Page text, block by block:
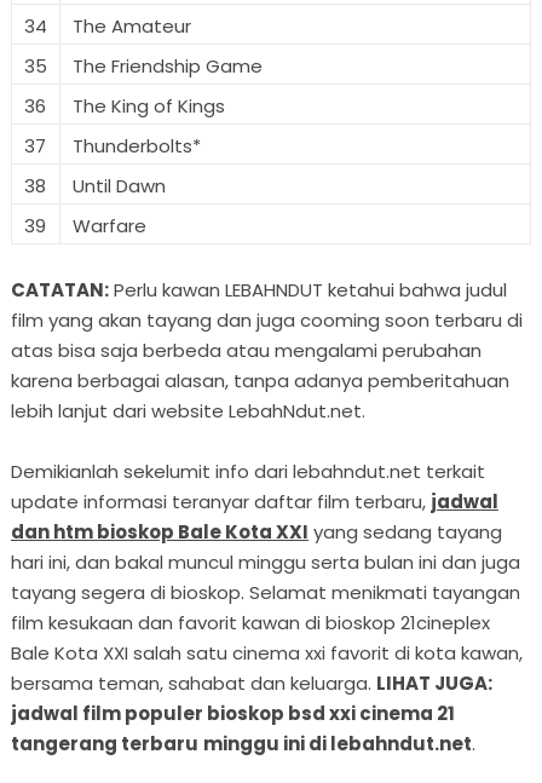
34
The Amateur
35
The Friendship Game
36
The King of Kings
37
Thunderbolts*
38
Until Dawn
39
Warfare
CATATAN:Perlu kawan LEBAHNDUT ketahui bahwa judul
film yang akan tayang dan juga cooming soon terbaru di
atas bisa saja berbeda atau mengalami perubahan
karena berbagai alasan, tanpa adanya pemberitahuan
lebih lanjut dari website LebahNdut.net.
Demikianlah sekelumit info dari lebahndut.net terkait
update informasi teranyar daftar film terbaru, jadwal
dan htm bioskop Bale Kota XXI yang sedang tayang
hari ini, dan bakal muncul minggu serta bulan ini dan juga
tayang segera di bioskop. Selamat menikmati tayangan
film kesukaan dan favorit kawan di bioskop 21cineplex
Bale Kota XXI salah satu cinema xxi favorit di kota kawan,
bersama teman, sahabat dan keluarga. LIHAT JUGA:
jadwal film populer bioskop bsd xxi cinema 21
tangerang terbaru minggu ini di lebahndut.net.